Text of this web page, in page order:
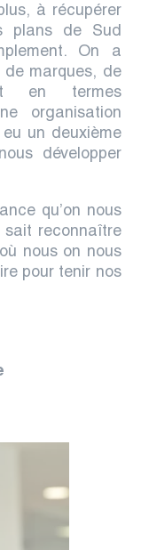
à récupérer
plans de Sud
On a
de marques, de
en termes
organisation
un deuxième
développer
qu’on nous
reconnaître
nous on nous
pour tenir nos